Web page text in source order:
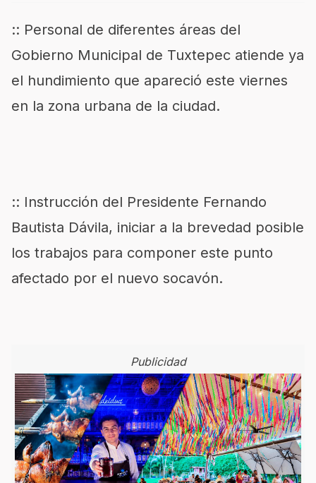
:: Personal de diferentes áreas del
Gobierno Municipal de Tuxtepec atiende ya
el hundimiento que apareció este viernes
en la zona urbana de la ciudad.
:: Instrucción del Presidente Fernando
Bautista Dávila, iniciar a la brevedad posible
los trabajos para componer este punto
afectado por el nuevo socavón.
Publicidad